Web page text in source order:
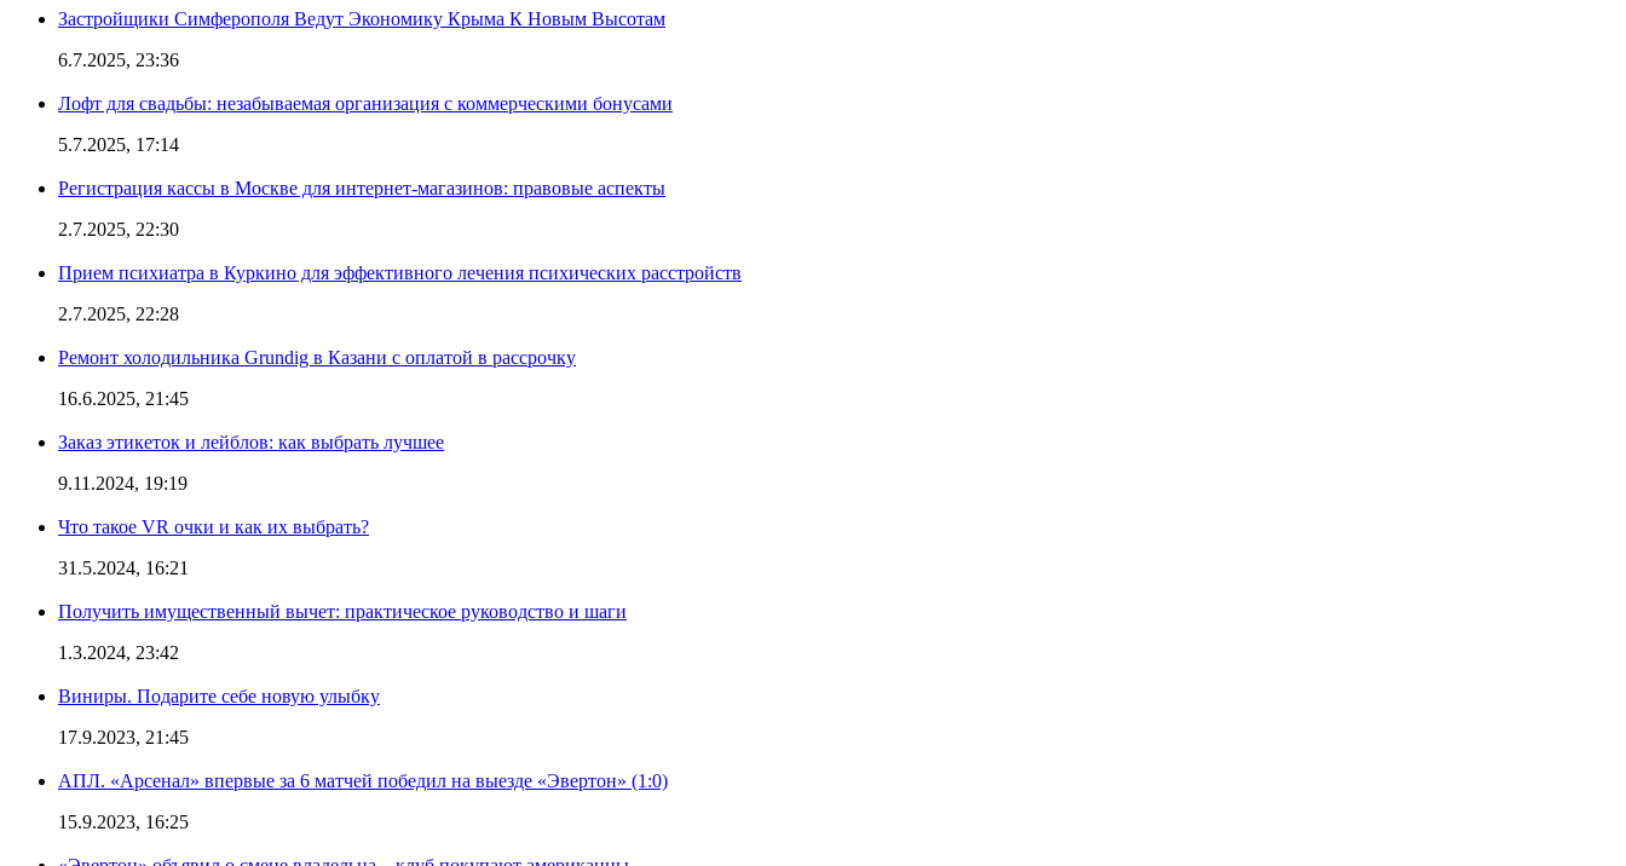
Застройщики Симферополя Ведут Экономику Крыма К Новым Высотам
6.7.2025, 23:36
Лофт для свадьбы: незабываемая организация с коммерческими бонусами
5.7.2025, 17:14
Регистрация кассы в Москве для интернет-магазинов: правовые аспекты
2.7.2025, 22:30
Прием психиатра в Куркино для эффективного лечения психических расстройств
2.7.2025, 22:28
Ремонт холодильника Grundig в Казани с оплатой в рассрочку
16.6.2025, 21:45
Заказ этикеток и лейблов: как выбрать лучшее
9.11.2024, 19:19
Что такое VR очки и как их выбрать?
31.5.2024, 16:21
Получить имущественный вычет: практическое руководство и шаги
1.3.2024, 23:42
Виниры. Подарите себе новую улыбку
17.9.2023, 21:45
АПЛ. «Арсенал» впервые за 6 матчей победил на выезде «Эвертон» (1:0)
15.9.2023, 16:25